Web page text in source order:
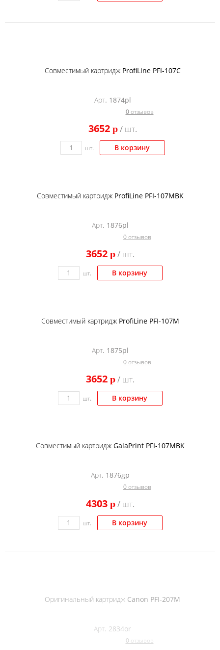
Совместимый картридж ProfiLine PFI-107C
Арт. 1874pl
0 отзывов
3652 p/ шт.
шт. В корзину
Совместимый картридж ProfiLine PFI-107MBK
Арт. 1876pl
0 отзывов
3652 p/ шт.
шт. В корзину
Совместимый картридж ProfiLine PFI-107M
Арт. 1875pl
0 отзывов
3652 p/ шт.
шт. В корзину
Совместимый картридж GalaPrint PFI-107MBK
Арт. 1876gp
0 отзывов
4303 p/ шт.
шт. В корзину
Оригинальный картридж Canon PFI-207M
Арт. 2834or
0 отзывов